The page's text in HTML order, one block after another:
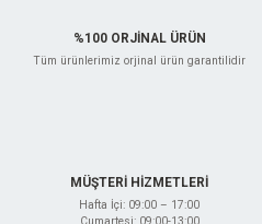
%100 ORJİNAL ÜRÜN
Tüm ürünlerimiz orjinal ürün garantilidir
MÜŞTERİ HİZMETLERİ
Hafta İçi: 09:00 – 17:00
Cumartesi: 09:00-13:00